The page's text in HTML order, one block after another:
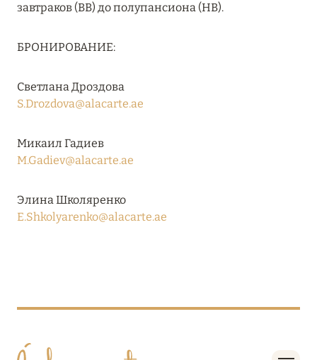
27 сентября 2024
HÔTEL BARRIÈRE LES NEIGES
HÔTEL BARRIÈRE LES NEIGES
Подробнее
27 сентября 2024
20 августа 2024
завтраков (BB) до полупансиона (HB).
БРОНИРОВАНИЕ:
Светлана Дроздова
S.Drozdova@alacarte.ae
Микаил Гадиев
M.Gadiev@alacarte.ae
Элина Школяренко
E.Shkolyarenko@alacarte.ae